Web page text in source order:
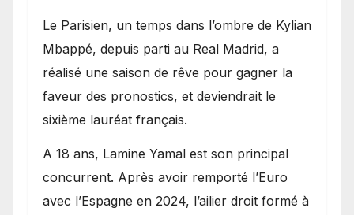
Le Parisien, un temps dans l’ombre de Kylian
Mbappé, depuis parti au Real Madrid, a
réalisé une saison de rêve pour gagner la
faveur des pronostics, et deviendrait le
sixième lauréat français.
A 18 ans, Lamine Yamal est son principal
concurrent. Après avoir remporté l’Euro
avec l’Espagne en 2024, l’ailier droit formé à